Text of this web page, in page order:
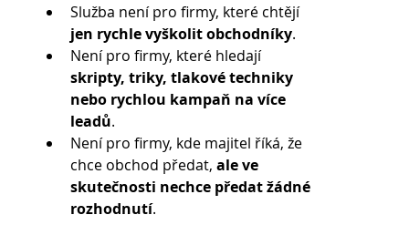
Služba není pro firmy, které chtějí
jen rychle vyškolit obchodníky.
Není pro firmy, které hledají
skripty, triky, tlakové techniky
nebo rychlou kampaň na více
leadů.
Není pro firmy, kde majitel říká, že
chce obchod předat, ale ve
skutečnosti nechce předat žádné
rozhodnutí.